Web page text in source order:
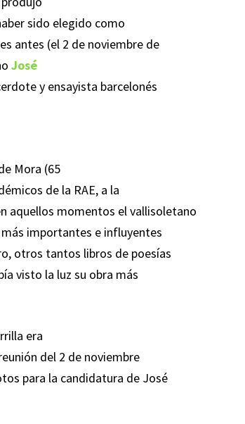
sido elegido como
antes (el 2 de noviembre de
José
y ensayista barcelonés
Mora (65
de la RAE, a la
aquellos momentos el vallisoletano
importantes e influyentes
otros tantos libros de poesías
visto la luz su obra más
era
del 2 de noviembre
para la candidatura de José